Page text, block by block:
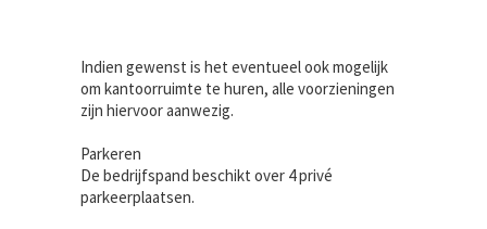
Indien gewenst is het eventueel ook mogelijk
om kantoorruimte te huren, alle voorzieningen
zijn hiervoor aanwezig.
Parkeren
De bedrijfspand beschikt over 4 privé
parkeerplaatsen.